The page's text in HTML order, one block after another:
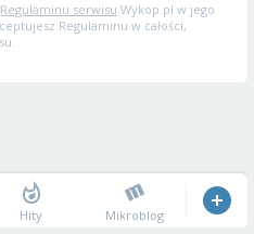
Regulaminu serwisu Wykop.pl w jego
Regulaminu w całości,
Hity Mikroblog